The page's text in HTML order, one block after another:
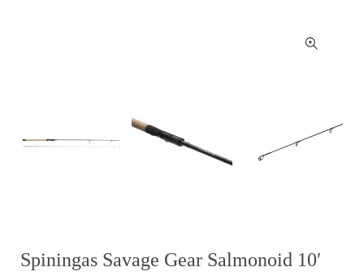
Spiningas Savage Gear Salmonoid 10′